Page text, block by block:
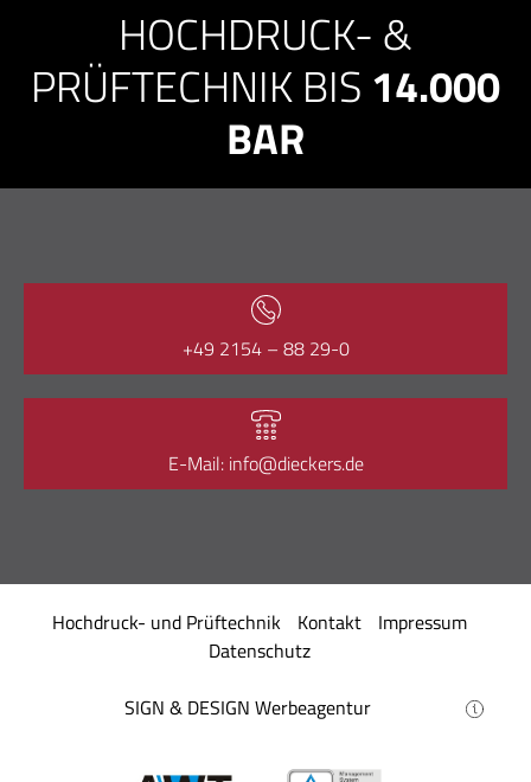
HOCHDRUCK- &
PRÜFTECHNIK BIS 14.000
BAR
+49 2154 – 88 29-0
E-Mail: info@dieckers.de
Hochdruck- und Prüftechnik Kontakt
Impressum
Datenschutz
SIGN & DESIGN Werbeagentur